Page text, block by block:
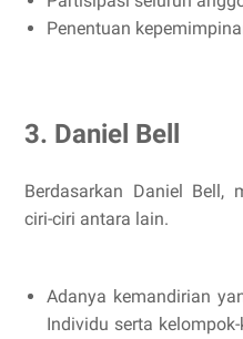
Penentuan
3. Daniel Bell
Berdasarkan Daniel Bell,
ciri-ciri antara lain.
Adanya kemandirian
Individu serta